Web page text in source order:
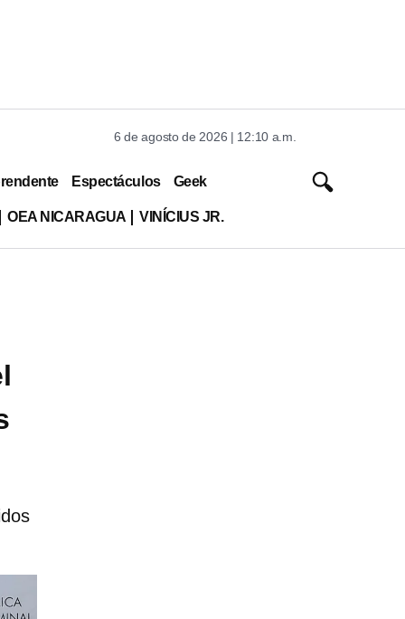
6 de agosto de 2026 | 12:10 a.m.
Espectáculos Geek
OEA NICARAGUA VINÍCIUS JR.